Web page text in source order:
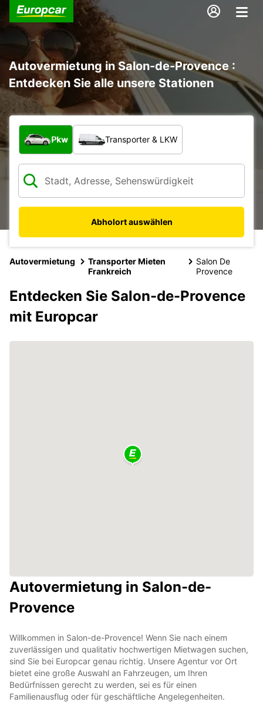
Autovermietung in Salon-de-Provence :
Entdecken Sie alle unsere Stationen
Welche Art von Fahrzeug?
Pkw Transporter & LKW
Abholort auswählen
Autovermietung
Transporter Mieten
Frankreich
Salon De
Provence
Entdecken Sie Salon-de-Provence
mit Europcar
Autovermietung in Salon-de-
Provence
Willkommen in Salon-de-Provence! Wenn Sie nach einem
zuverlässigen und qualitativ hochwertigen Mietwagen suchen,
sind Sie bei Europcar genau richtig. Unsere Agentur vor Ort
bietet eine große Auswahl an Fahrzeugen, um Ihren
Bedürfnissen gerecht zu werden, sei es für einen
Familienausflug oder für geschäftliche Angelegenheiten.